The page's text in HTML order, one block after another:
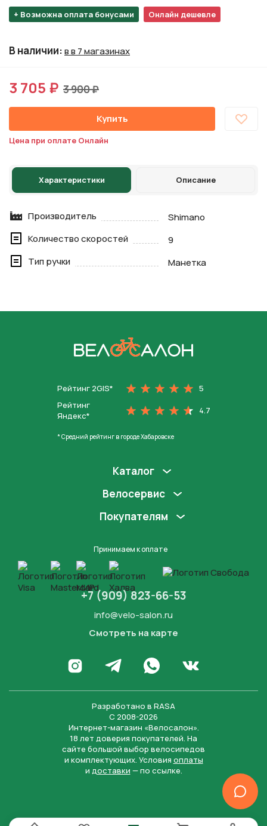
+ Возможна оплата бонусами Онлайн дешевле
В наличии:в в 7 магазинах
3 705 ₽ 3 900 ₽
Купить
Цена при оплате Онлайн
Характеристики Описание
Производитель
Shimano
Количество скоростей
9
Тип ручки
Манетка
Рейтинг 2GIS*
5
Рейтинг
Яндекс*
4.7
* Средний рейтинг в городе Хабаровске
Каталог
Велосервис
Покупателям
Принимаем к оплате
+7 (909) 823-66-53
info@velo-salon.ru
Смотреть на карте
Перейти в Инстаграм
Написать в Телеграм
Написать в WhatsApp
Перейти во
Разработано в RASA
С 2008-2026
Интернет-магазин «Велосалон».
18 лет доверия покупателей. На
сайте большой выбор велосипедов
и комплектующих. Условия оплаты
и доставки — по ссылке.
Нажимая на кнопку “Отправить заявку”, вы даете